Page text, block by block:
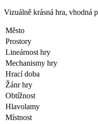
Vizuálně krásná hra, vhodná
Město
Prostory
Lineárnost hry
Mechanismy hry
Hrací doba
Žánr hry
Obtížnost
Hlavolamy
Místnost